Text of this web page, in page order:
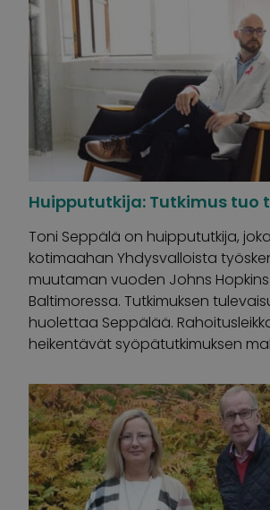
Huippututkija: Tutkimus tuo
Toni Seppälä on huippututkija,
kotimaahan Yhdysvalloista
muutaman vuoden Johns
Baltimoressa. Tutkimuksen
huolettaa Seppälää.
heikentävät syöpätutkimuksen